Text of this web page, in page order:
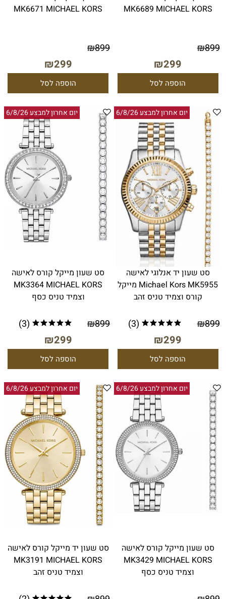
MK6689 MICHAEL KORS
₪899
₪299
הוספה לסל
MK6671 MICHAEL KORS
₪899
₪299
הוספה לסל
יום אחרון למבצע 6/8/26
סט שעון יד אנלוגי לאישה
Michael Kors MK5955 מייקל
קורס וצמיד טניס זהב
₪899
₪299
(3)
הוספה לסל
יום אחרון למבצע 6/8/26
סט שעון מייקל קורס לאישה
MK3364 MICHAEL KORS
וצמיד טניס כסף
₪899
₪299
(3)
הוספה לסל
יום אחרון למבצע 6/8/26
סט שעון מייקל קורס לאישה
MK3429 MICHAEL KORS
וצמיד טניס כסף
יום אחרון למבצע 6/8/26
סט שעון יד מייקל קורס לאישה
MK3191 MICHAEL KORS
וצמיד טניס זהב